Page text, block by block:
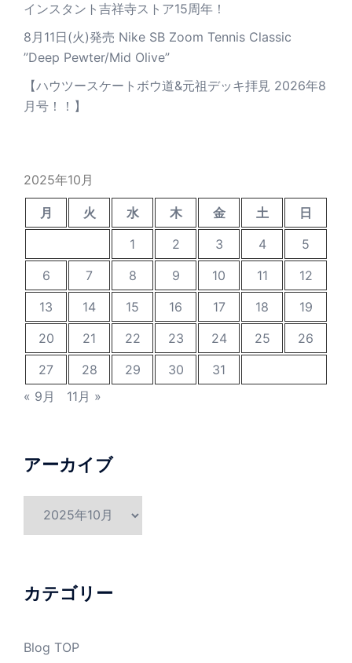
インスタント吉祥寺ストア15周年！
8月11日(火)発売 Nike SB Zoom Tennis Classic
”Deep Pewter/Mid Olive”
【ハウツースケートボウ道&元祖デッキ拝見 2026年8
月号！！】
2025年10月
月 火 水 木 金 土
日
1
2 3 4
5
6
7 8 9 10 11
12
13
14 15 16 17 18
19
20
21 22 23 24 25
26
27
28 29 30
31
« 9月
11月 »
アーカイブ
ブ
カテゴリー
Blog TOP